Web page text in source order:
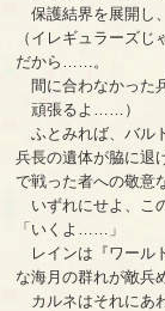
保護結界を展開し
（イレギュラーズ
だから……。
間に合わなかっ
頑張るよ……）
ふとみれば、バル
兵長の遺体が脇に退
で戦った者への敬意
いずれにせよ、こ
「いくよ……」
レインは『ワール
な海月の群れが敵兵
カルネはそれにあ